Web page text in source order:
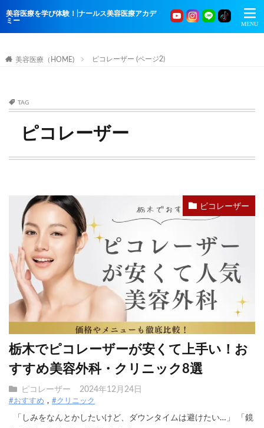
美容医療を学び体験！|ナールス美容医療アカデ
ミー
美容医療（HOME) ピコレーザー (ページ2)
TAG
ピコレーザー
ピコレーザー
栃木でピコレーザーが安くて上手い！お
すすめ美容外科・クリニック8選
ピコレーザー 2024年12月24日
#おすすめ #クリニック
「しみをなんとかしたいけど、ダウンタイムは避けたい…」 「鏡